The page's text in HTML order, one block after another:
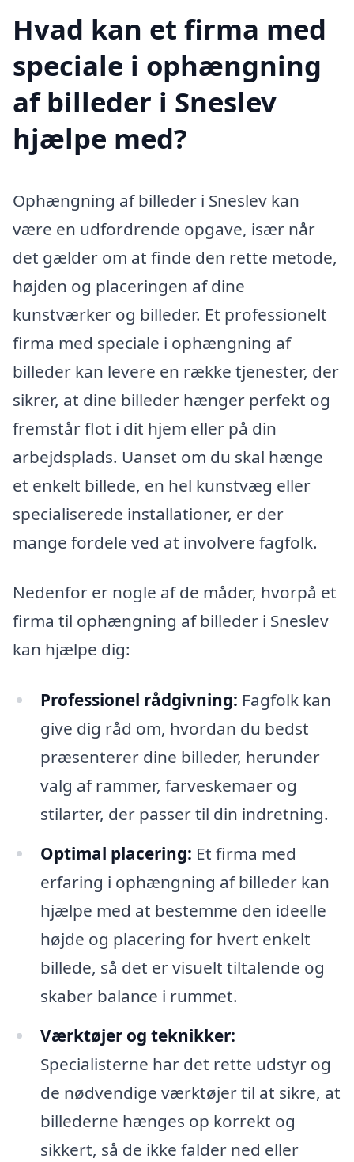
Hvad kan et firma med
speciale i ophængning
af billeder i Sneslev
hjælpe med?
Ophængning af billeder i Sneslev kan
være en udfordrende opgave, især når
det gælder om at finde den rette metode,
højden og placeringen af dine
kunstværker og billeder. Et professionelt
firma med speciale i ophængning af
billeder kan levere en række tjenester, der
sikrer, at dine billeder hænger perfekt og
fremstår flot i dit hjem eller på din
arbejdsplads. Uanset om du skal hænge
et enkelt billede, en hel kunstvæg eller
specialiserede installationer, er der
mange fordele ved at involvere fagfolk.
Nedenfor er nogle af de måder, hvorpå et
firma til ophængning af billeder i Sneslev
kan hjælpe dig:
Professionel rådgivning: Fagfolk kan
give dig råd om, hvordan du bedst
præsenterer dine billeder, herunder
valg af rammer, farveskemaer og
stilarter, der passer til din indretning.
Optimal placering: Et firma med
erfaring i ophængning af billeder kan
hjælpe med at bestemme den ideelle
højde og placering for hvert enkelt
billede, så det er visuelt tiltalende og
skaber balance i rummet.
Værktøjer og teknikker:
Specialisterne har det rette udstyr og
de nødvendige værktøjer til at sikre, at
billederne hænges op korrekt og
sikkert, så de ikke falder ned eller